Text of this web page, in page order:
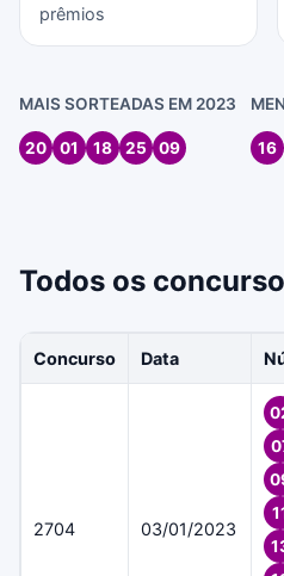
prêmios
MAIS SORTEADAS EM 2023
20 01 18 25 09 16
Todos os
Concurso Data
2704 03/01/2023